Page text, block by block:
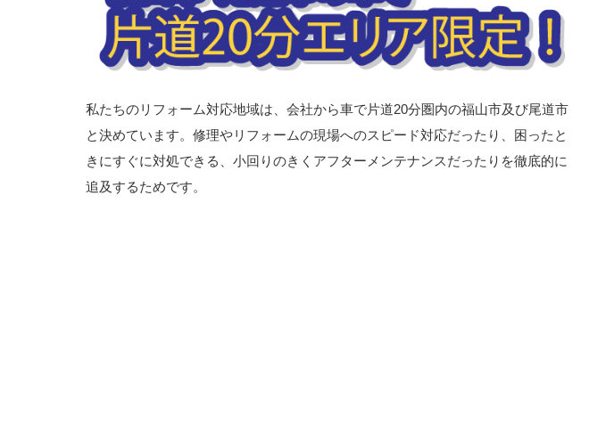
私たちのリフォーム対応地域は、会社から車で片道20分圏内の福山市及び尾道市
と決めています。修理やリフォームの現場へのスピード対応だったり、困ったと
きにすぐに対処できる、小回りのきくアフターメンテナンスだったりを徹底的に
追及するためです。